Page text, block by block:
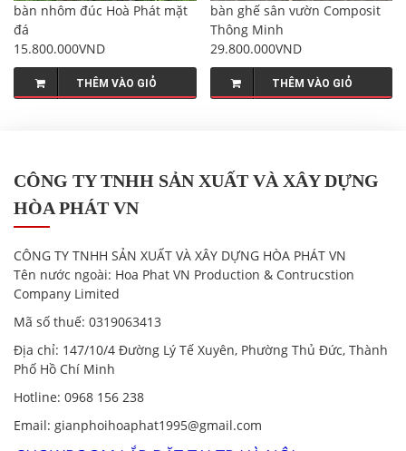
bàn nhôm đúc Hoà Phát mặt
đá
15.800.000VND
THÊM VÀO GIỎ
bàn ghế sân vườn Composit
Thông Minh
29.800.000VND
THÊM VÀO GIỎ
CÔNG TY TNHH SẢN XUẤT VÀ XÂY DỰNG
HÒA PHÁT VN
CÔNG TY TNHH SẢN XUẤT VÀ XÂY DỰNG HÒA PHÁT VN
Tên nước ngoài: Hoa Phat VN Production & Contrucstion
Company Limited
Mã số thuế: 0319063413
Địa chỉ: 147/10/4 Đường Lý Tế Xuyên, Phường Thủ Đức, Thành
Phố Hồ Chí Minh
Hotline: 0968 156 238
Email: gianphoihoaphat1995@gmail.com